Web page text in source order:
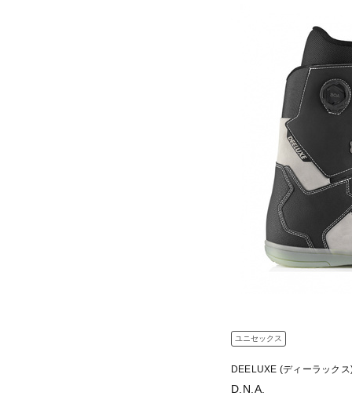
ユニセックス
DEELUXE (ディーラックス
D.N.A.